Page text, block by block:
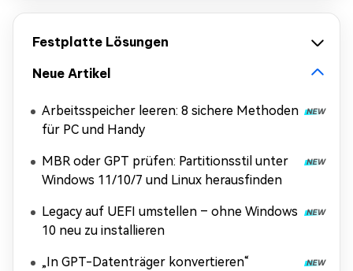
Festplatte Lösungen
Neue Artikel
Arbeitsspeicher leeren: 8 sichere Methoden
für PC und Handy
MBR oder GPT prüfen: Partitionsstil unter
Windows 11/10/7 und Linux herausfinden
Legacy auf UEFI umstellen – ohne Windows
10 neu zu installieren
„In GPT-Datenträger konvertieren“